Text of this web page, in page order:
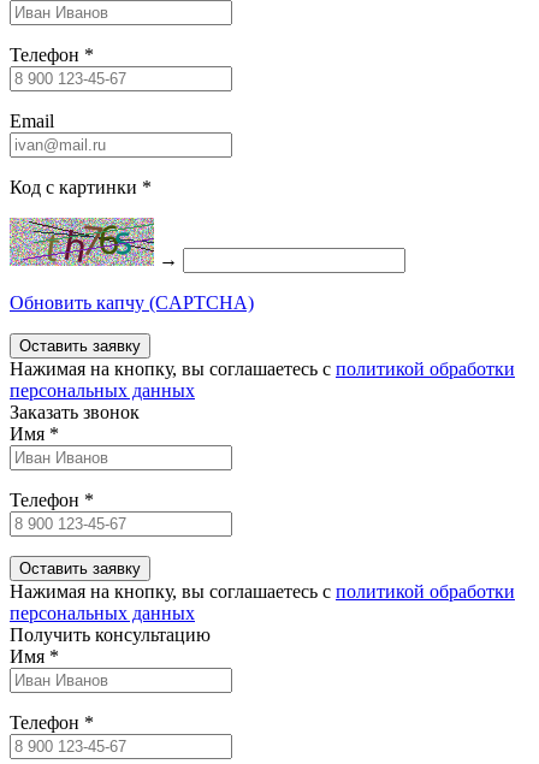
Телефон *
Email
Код с картинки *
→
Обновить капчу (CAPTCHA)
Нажимая на кнопку, вы соглашаетесь c политикой обработки
персональных данных
Заказать звонок
Имя *
Телефон *
Нажимая на кнопку, вы соглашаетесь c политикой обработки
персональных данных
Получить консультацию
Имя *
Телефон *